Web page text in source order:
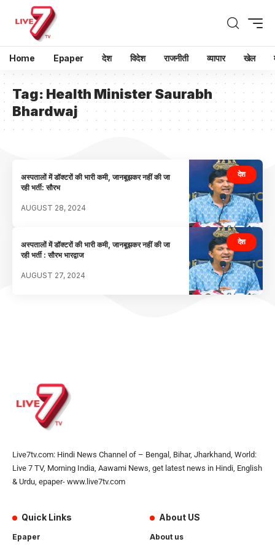
Home Epaper देश विदेश राजनीती व्यापार खेल
Tag: Health Minister Saurabh
Bhardwaj
देश
अस्पतालों में डॉक्टरों की भारी कमी, जानबूझकर नहीं की जा
रही भर्ती: सौरभ
AUGUST 28, 2024
देश
अस्पतालों में डॉक्टरों की भारी कमी, जानबूझकर नहीं की जा
रही भर्ती : सौरभ भारद्वाज
AUGUST 27, 2024
Live7tv.com: Hindi News Channel of – Bengal, Bihar, Jharkhand, World:
Live 7 TV, Morning India, Aawami News, get latest news in Hindi, English
& Urdu, epaper- www.live7tv.com
Quick Links
Epaper
About US
About us